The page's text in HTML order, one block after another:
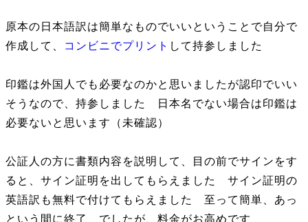
原本の日本語訳は簡単なものでいいということで自分で
作成して、 コンビニでプリント して持参しました
印鑑は外国人でも必要なのかと思いましたが認印でいい
そうなので、持参しました 日本名でない場合は印鑑は
必要ないと思います（未確認）
公証人の方に書類内容を説明して、目の前でサインをす
ると、サイン証明を出してもらえました サイン証明の
英語訳も無料で付けてもらえました 至って簡単、あっ
という間に終了 でしたが、料金がお高めです